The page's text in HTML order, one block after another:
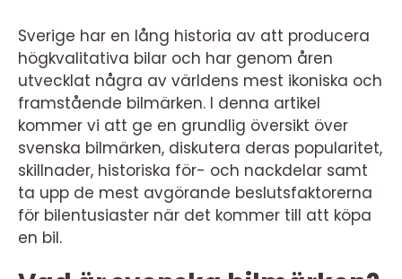
Sverige har en lång historia av att producera
högkvalitativa bilar och har genom åren
utvecklat några av världens mest ikoniska och
framstående bilmärken. I denna artikel
kommer vi att ge en grundlig översikt över
svenska bilmärken, diskutera deras popularitet,
skillnader, historiska för- och nackdelar samt
ta upp de mest avgörande beslutsfaktorerna
för bilentusiaster när det kommer till att köpa
en bil.